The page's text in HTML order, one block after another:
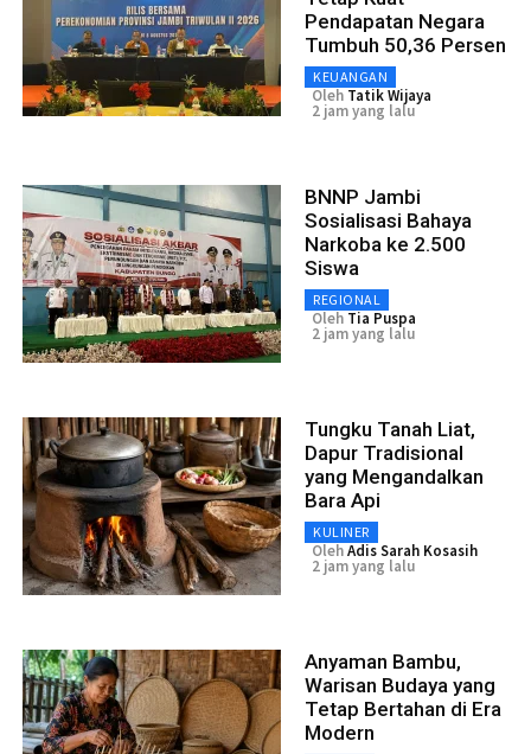
Pendapatan Negara
Tumbuh 50,36 Persen
KEUANGAN
Oleh Tatik Wijaya
2 jam yang lalu
BNNP Jambi
Sosialisasi Bahaya
Narkoba ke 2.500
Siswa
REGIONAL
Oleh Tia Puspa
2 jam yang lalu
Tungku Tanah Liat,
Dapur Tradisional
yang Mengandalkan
Bara Api
KULINER
OlehAdis Sarah Kosasih
2 jam yang lalu
Anyaman Bambu,
Warisan Budaya yang
Tetap Bertahan di Era
Modern